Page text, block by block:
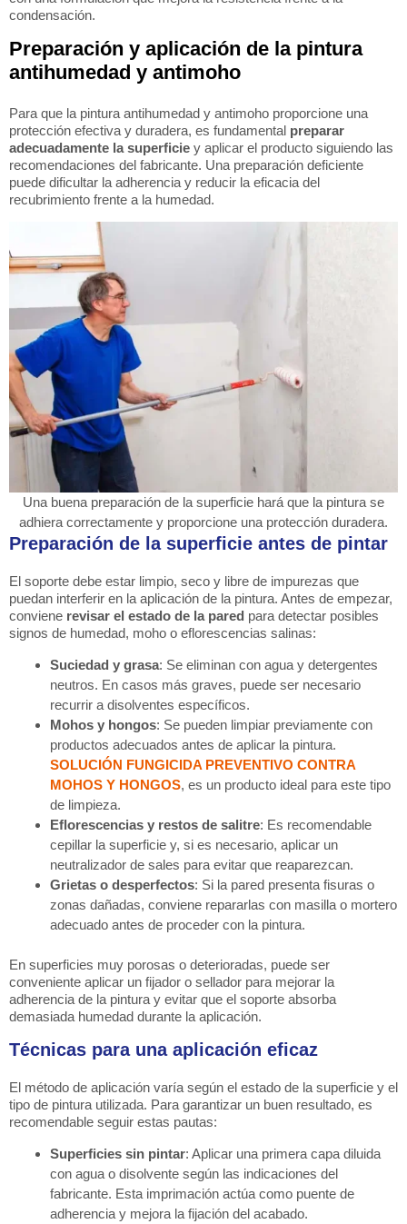
condensación.
Preparación y aplicación de la pintura
antihumedad y antimoho
Para que la pintura antihumedad y antimoho proporcione una
protección efectiva y duradera, es fundamental preparar
adecuadamente la superficie y aplicar el producto siguiendo las
recomendaciones del fabricante. Una preparación deficiente
puede dificultar la adherencia y reducir la eficacia del
recubrimiento frente a la humedad.
Una buena preparación de la superficie hará que la pintura se
adhiera correctamente y proporcione una protección duradera.
Preparación de la superficie antes de pintar
El soporte debe estar limpio, seco y libre de impurezas que
puedan interferir en la aplicación de la pintura. Antes de empezar,
conviene revisar el estado de la pared para detectar posibles
signos de humedad, moho o eflorescencias salinas:
Suciedad y grasa: Se eliminan con agua y detergentes
neutros. En casos más graves, puede ser necesario
recurrir a disolventes específicos.
Mohos y hongos: Se pueden limpiar previamente con
productos adecuados antes de aplicar la pintura.
SOLUCIÓN FUNGICIDA PREVENTIVO CONTRA
MOHOS Y HONGOS, es un producto ideal para este tipo
de limpieza.
Eflorescencias y restos de salitre: Es recomendable
cepillar la superficie y, si es necesario, aplicar un
neutralizador de sales para evitar que reaparezcan.
Grietas o desperfectos: Si la pared presenta fisuras o
zonas dañadas, conviene repararlas con masilla o mortero
adecuado antes de proceder con la pintura.
En superficies muy porosas o deterioradas, puede ser
conveniente aplicar un fijador o sellador para mejorar la
adherencia de la pintura y evitar que el soporte absorba
demasiada humedad durante la aplicación.
Técnicas para una aplicación eficaz
El método de aplicación varía según el estado de la superficie y el
tipo de pintura utilizada. Para garantizar un buen resultado, es
recomendable seguir estas pautas:
Superficies sin pintar: Aplicar una primera capa diluida
con agua o disolvente según las indicaciones del
fabricante. Esta imprimación actúa como puente de
adherencia y mejora la fijación del acabado.